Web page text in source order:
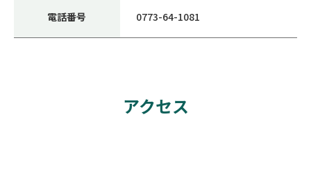
電話番号 0773-64-1081
アクセス